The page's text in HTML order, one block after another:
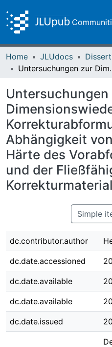
Home JLUdocs
Untersuchungen zur
Untersuchungen
Abhängigkeit
Härte des
und der
Simple
dc.contributor.author
dc.date.accessioned
dc.date.available
dc.date.available
dc.date.issued